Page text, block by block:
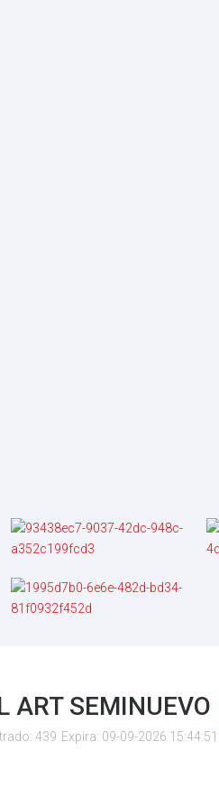
ART SEMINUEVO
439 Expira: 09-09-2026 15:44:51